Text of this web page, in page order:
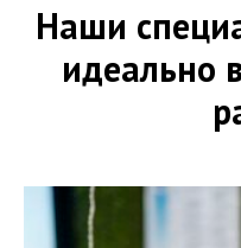
Наши
идеально